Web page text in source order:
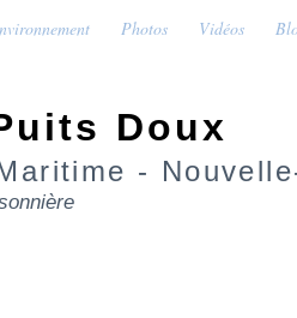
Photos Vidéos
Doux
-